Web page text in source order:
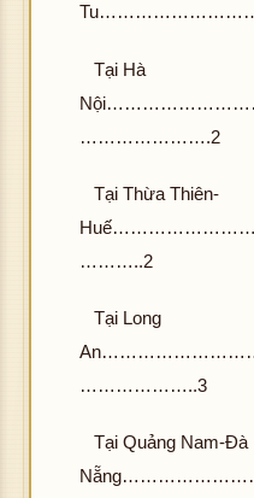
Tại Hà
………………….2
Tại Thừa Thiên-
………..2
Tại Long
………………..3
Tại Quảng Nam-Đà